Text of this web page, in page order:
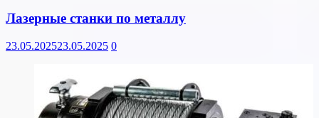
Лазерные станки по металлу
23.05.202523.05.2025 0